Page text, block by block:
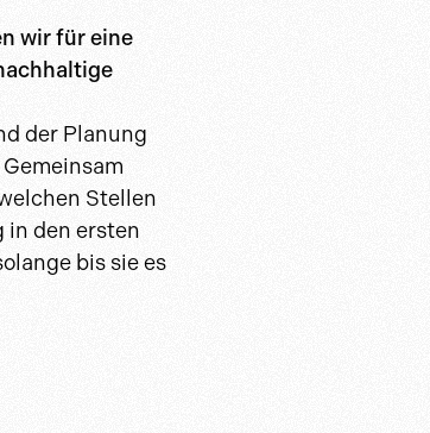
wir für eine
der Planung
Stellen
in den ersten
bis sie es